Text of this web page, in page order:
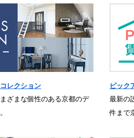
レクション
ざまな個性のある京都のデ
ピック
最新の
件まで